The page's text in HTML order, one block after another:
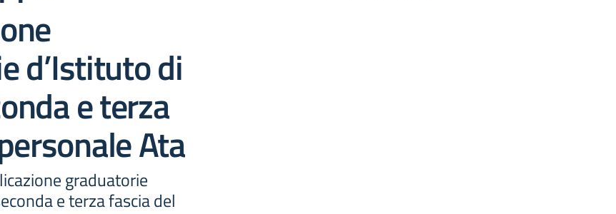
d’Istituto di
e terza
Ata
graduatorie
e terza fascia del